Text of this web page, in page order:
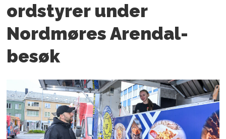
ordstyrer under
Nordmøres Arendal-
besøk